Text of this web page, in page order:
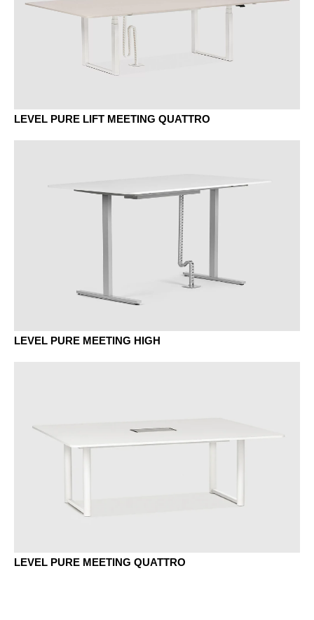
LEVEL PURE LIFT MEETING QUATTRO
LEVEL PURE MEETING HIGH
LEVEL PURE MEETING QUATTRO